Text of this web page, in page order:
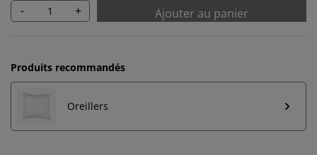
- + Ajouter au panier
Produits recommandés
Oreillers